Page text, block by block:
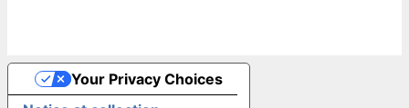
Your Privacy Choices